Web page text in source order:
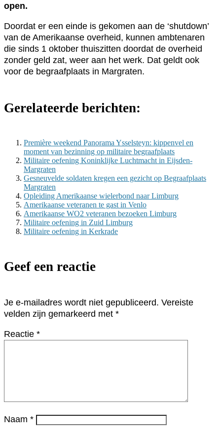
open.
Doordat er een einde is gekomen aan de ‘shutdown’
van de Amerikaanse overheid, kunnen ambtenaren
die sinds 1 oktober thuiszitten doordat de overheid
zonder geld zat, weer aan het werk. Dat geldt ook
voor de begraafplaats in Margraten.
Gerelateerde berichten:
Première weekend Panorama Ysselsteyn: kippenvel en
moment van bezinning op militaire begraafplaats
Militaire oefening Koninklijke Luchtmacht in Eijsden-
Margraten
Gesneuvelde soldaten kregen een gezicht op Begraafplaats
Margraten
Opleiding Amerikaanse wielerbond naar Limburg
Amerikaanse veteranen te gast in Venlo
Amerikaanse WO2 veteranen bezoeken Limburg
Militaire oefening in Zuid Limburg
Militaire oefening in Kerkrade
Geef een reactie
Je e-mailadres wordt niet gepubliceerd. Vereiste
velden zijn gemarkeerd met *
Reactie *
Naam *